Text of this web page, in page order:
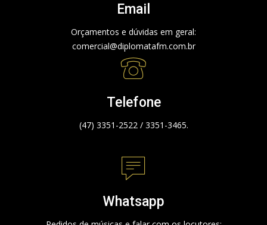
Email
Orçamentos e dúvidas em geral:
comercial@diplomatafm.com.br
Telefone
(47) 3351-2522 / 3351-3465.
Whatsapp